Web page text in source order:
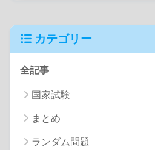
カテゴリー
全記事
国家試験
まとめ
ランダム問題